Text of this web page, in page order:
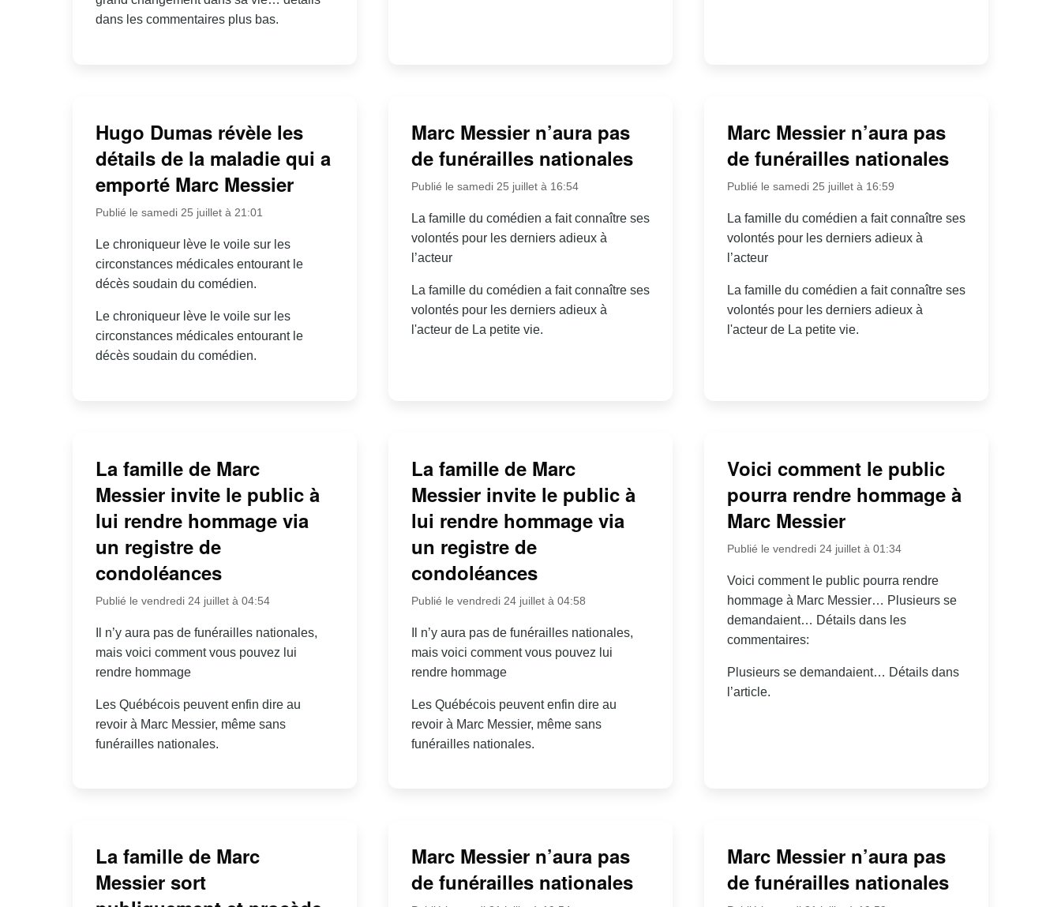
dans les commentaires plus bas.
Hugo Dumas révèle les
détails de la maladie qui a
emporté Marc Messier
Publié le samedi 25 juillet à 21:01
Le chroniqueur lève le voile sur les
circonstances médicales entourant le
décès soudain du comédien.
Le chroniqueur lève le voile sur les
circonstances médicales entourant le
décès soudain du comédien.
Marc Messier n’aura pas
de funérailles nationales
Publié le samedi 25 juillet à 16:54
La famille du comédien a fait connaître ses
volontés pour les derniers adieux à
l’acteur
La famille du comédien a fait connaître ses
volontés pour les derniers adieux à
l'acteur de La petite vie.
Marc Messier n’aura pas
de funérailles nationales
Publié le samedi 25 juillet à 16:59
La famille du comédien a fait connaître ses
volontés pour les derniers adieux à
l’acteur
La famille du comédien a fait connaître ses
volontés pour les derniers adieux à
l'acteur de La petite vie.
La famille de Marc
Messier invite le public à
lui rendre hommage via
un registre de
condoléances
Publié le vendredi 24 juillet à 04:54
Il n’y aura pas de funérailles nationales,
mais voici comment vous pouvez lui
rendre hommage
Les Québécois peuvent enfin dire au
revoir à Marc Messier, même sans
funérailles nationales.
La famille de Marc
Messier invite le public à
lui rendre hommage via
un registre de
condoléances
Publié le vendredi 24 juillet à 04:58
Il n’y aura pas de funérailles nationales,
mais voici comment vous pouvez lui
rendre hommage
Les Québécois peuvent enfin dire au
revoir à Marc Messier, même sans
funérailles nationales.
Voici comment le public
pourra rendre hommage à
Marc Messier
Publié le vendredi 24 juillet à 01:34
Voici comment le public pourra rendre
hommage à Marc Messier… Plusieurs se
demandaient… Détails dans les
commentaires:
Plusieurs se demandaient… Détails dans
l’article.
La famille de Marc
Messier sort
Marc Messier n’aura pas
de funérailles nationales
Marc Messier n’aura pas
de funérailles nationales